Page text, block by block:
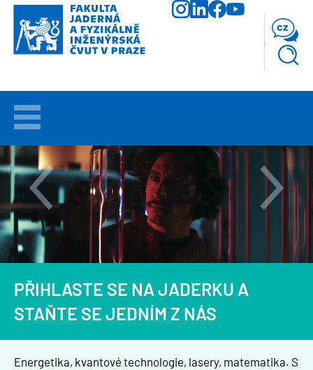
Přejít
hlavnímu
obsahu
VÍTEJTE
UCHAZEČI
STUDIUM
VĚDA
A
VÝZKUM
FAKULTA
cz
PŘIHLASTE SE NA JADERKU A
STAŇTE SE JEDNÍM Z NÁS
Energetika, kvantové technologie, lasery, matematika. S